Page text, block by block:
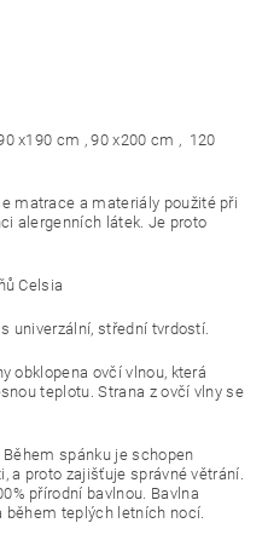
x190 cm , 90 x200 cm , 120
matrace a materiály použité při
alergenních látek. Je proto
Celsia
univerzální, střední tvrdostí.
obklopena ovčí vlnou, která
teplotu. Strana z ovčí vlny se
spánku je schopen
a proto zajišťuje správné větrání.
přírodní bavlnou. Bavlna
teplých letních nocí.